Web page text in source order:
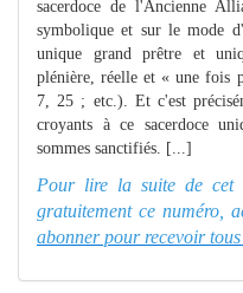
sacerdoce de l'Ancienne
symbolique et sur le mode
unique grand prêtre et
plénière, réelle et « une fois
7, 25 ; etc.). Et c'est
croyants à ce sacerdoce
sommes sanctifiés. [...]
Pour lire la suite de cet
gratuitement ce numéro,
abonner pour recevoir